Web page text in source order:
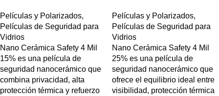
Películas y Polarizados,
Películas de Seguridad para
Vidrios
Nano Cerámica Safety 4 Mil
15% es una película de
seguridad nanocerámico que
combina privacidad, alta
protección térmica y refuerzo
Películas y Polarizados,
Películas de Seguridad para
Vidrios
Nano Cerámica Safety 4 Mil
25% es una película de
seguridad nanocerámico que
ofrece el equilibrio ideal entre
visibilidad, protección térmica